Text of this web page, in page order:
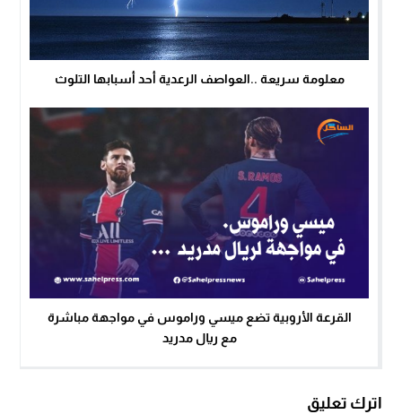
معلومة سريعة ..العواصف الرعدية أحد أسبابها التلوث
القرعة الأروبية تضع ميسي وراموس في مواجهة مباشرة
مع ريال مدريد
اترك تعليق